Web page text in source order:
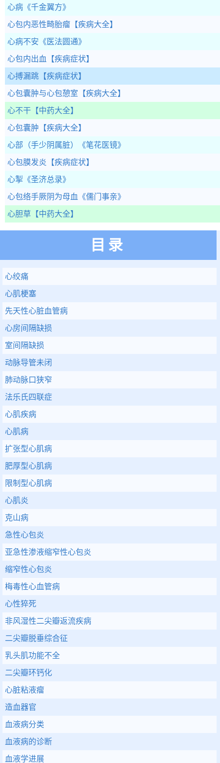
心病 《千金翼方》
心包内恶性畸胎瘤 【疾病大全】
心病不安 《医法圆通》
心包内出血 【疾病症状】
心搏漏跳 【疾病症状】
心包囊肿与心包憩室 【疾病大全】
心不干 【中药大全】
心包囊肿 【疾病大全】
心部（手少阴属脏） 《笔花医镜》
心包膜发炎 【疾病症状】
心掣 《圣济总录》
心包络手厥阴为母血 《儒门事亲》
心胆草 【中药大全】
目录
心绞痛
心肌梗塞
先天性心脏血管病
心房间隔缺损
室间隔缺损
动脉导管未闭
肺动脉口狭窄
法乐氏四联症
心肌疾病
心肌病
扩张型心肌病
肥厚型心肌病
限制型心肌病
心肌炎
克山病
急性心包炎
亚急性渗液缩窄性心包炎
缩窄性心包炎
梅毒性心血管病
心性猝死
非风湿性二尖瓣返流疾病
二尖瓣脱垂综合征
乳头肌功能不全
二尖瓣环钙化
心脏粘液瘤
造血器官
血液病分类
血液病的诊断
血液学进展